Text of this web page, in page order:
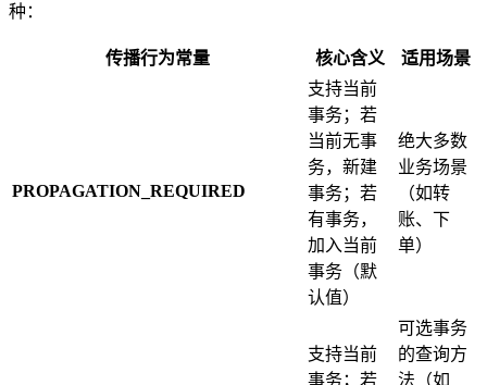
种：
传播行为常量 核心含义 适用场景
PROPAGATION_REQUIRED
支持当前
事务；若
当前无事
务，新建
事务；若
有事务，
加入当前
事务（默
认值）
绝大多数
业务场景
（如转
账、下
单）
支持当前
事务；若
可选事务
的查询方
法（如